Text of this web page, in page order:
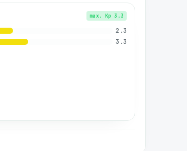
max. Kp 3.3
2.3
3.3